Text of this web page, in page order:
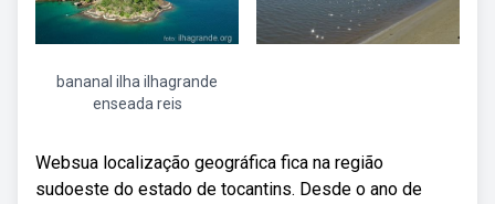
bananal ilha ilhagrande
enseada reis
Websua localização geográfica fica na região
sudoeste do estado de tocantins. Desde o ano de